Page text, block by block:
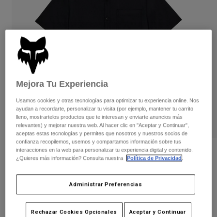
Pantalones cortos
Protecciones
Gafas de protección
Calcetines
Accesorios
Recambios
Pantalones
Guantes
Chaquetas
Protecciones
Gafas de protección
Calcetines
Mochilas y accesorios
Recambios
Camisas
Ver todo
Mujer
Camisetas y tops
Sudaderas
Chaquetas
Pantalones
Camisas
Niños
Protecciones
Gafas de Protección
Calcetines
Ver todo
Cascos
Camisetas
Pantalones
Botas
Protecciones
Opiniones
Camisa Level Up Woven
N.º de artículo32861
Price reduced from
to
Mejora Tu Experiencia
Usamos cookies y otras tecnologías para optimizar tu experiencia online. Nos
ayudan a recordarte, personalizar tu visita (por ejemplo, mantener tu carrito
lleno, mostrartelos productos que te interesan y enviarte anuncios más
relevantes) y mejorar nuestra web. Al hacer clic en "Aceptar y Continuar",
aceptas estas tecnologías y permites que nosotros y nuestros socios de
confianza recopilemos, usemos y compartamos información sobre tus
interacciones en la web para personalizar tu experiencia digital y contenido.
¿Quieres más información? Consulta nuestra
Política de Privacidad
Administrar Preferencias
Rechazar Cookies Opcionales Aceptar y Continuar